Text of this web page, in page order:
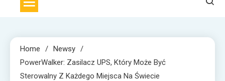
Home
Newsy
PowerWalker: Zasilacz UPS, Który Może Być
Sterowalny Z Każdego Miejsca Na Świecie